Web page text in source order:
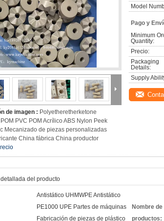
de imagen : Polyetheretherketone
PVC POM Acrílico ABS Nylon Peek
Mecanizado de piezas personalizadas
China fábrica China productor
Model
Pago y
Minimum
Quantity:
Precio:
Packaging
Details:
Supply
del producto
Antistático UHMWPE Antistático
PE1000 UPE Partes de máquinas
Fabricación de piezas de plástico
Nombre de
productos: